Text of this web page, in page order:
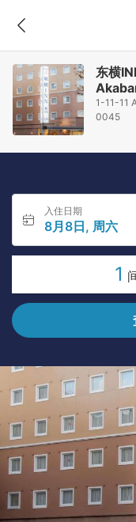
东横
1-11-11
0045
入住日期
8月8日, 周六
1